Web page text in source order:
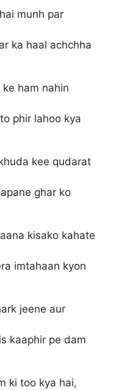
munh par
ka haal achchha
ham nahin
phir lahoo kya
kee qudarat
ghar ko
kisako kahate
imtahaan kyon
jeene aur
kaaphir pe dam
ki too kya hai,